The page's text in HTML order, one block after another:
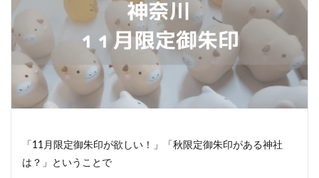
「11月限定御朱印が欲しい！」「秋限定御朱印がある神社
は？」ということで